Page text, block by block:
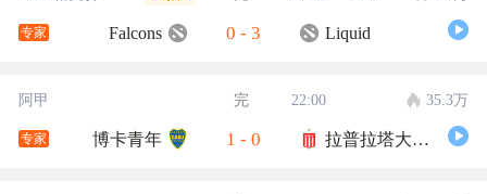
专家 Falcons 0 - 3 Liquid
阿甲 完 22:00 35.3万
专家 博卡青年 1 - 0 拉普拉塔大学生